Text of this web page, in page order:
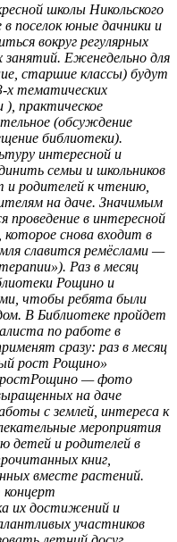
школы Никольского
поселок юные дачники и
вокруг регулярных
занятий. Еженедельно для
старшие классы) будут
х тематических
), практическое
(обсуждение
библиотеки).
интересной и
семьи и школьников
и родителей к чтению,
на даче. Значимым
проведение в интересной
снова входит в
славится ремёслами —
Раз в месяц
Рощино и
чтобы ребята были
В Библиотеке пройдет
по работе в
сразу: раз в месяц
рост Рощино»
— фото
на даче
с землей, интереса к
мероприятия
детей и родителей в
книг,
вместе растений.
их достижений и
участников